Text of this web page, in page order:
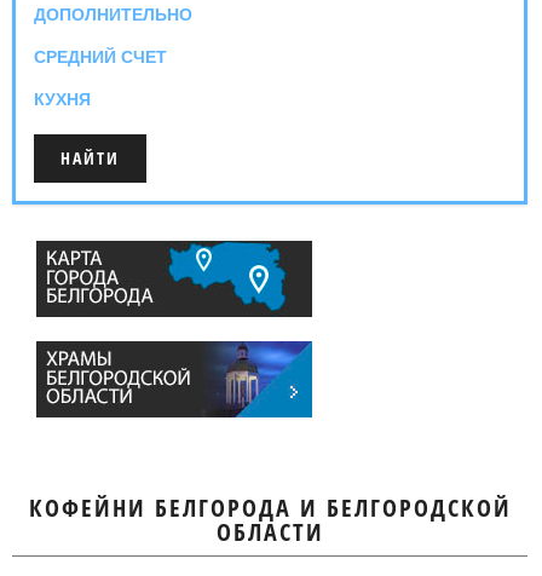
ДОПОЛНИТЕЛЬНО
СРЕДНИЙ СЧЕТ
КУХНЯ
КОФЕЙНИ БЕЛГОРОДА И БЕЛГОРОДСКОЙ
ОБЛАСТИ